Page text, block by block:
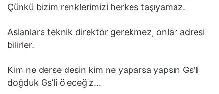
Çünkü bizim renklerimizi herkes taşıyamaz.
Aslanlara teknik direktör gerekmez, onlar adresi
bilirler.
Kim ne derse desin kim ne yaparsa yapsın Gs’li
doğduk Gs’li öleceğiz…